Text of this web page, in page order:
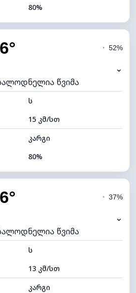
80%
5 კმ
4 (მკრთალი)
5680 მ
◔ 52%
⌄
წვიმა
ს
15 კმ/სთ
კარგი
80%
9 კმ
4 (მკრთალი)
5200 მ
◔ 37%
⌄
წვიმა
ს
13 კმ/სთ
კარგი